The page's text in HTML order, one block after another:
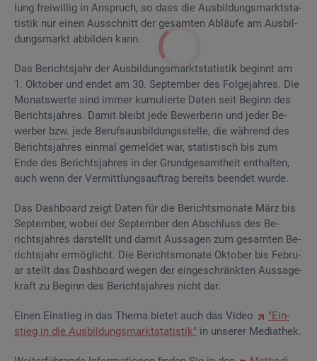
lung frei­wil­lig in An­spruch, so dass die Aus­bil­dungs­markt­sta­
tis­tik nur einen Aus­schnitt der ge­sam­ten Ab­läu­fe am Aus­bil­
dungs­markt ab­bil­den kann.
Das Be­richts­jahr der Aus­bil­dungs­markt­sta­tis­tik be­ginnt am
1. Ok­to­ber und endet am 30. Sep­tem­ber des Fol­ge­jah­res. Die
Mo­nats­wer­te sind immer ku­mu­lier­te Daten seit Be­ginn des
Be­richts­jah­res. Damit bleibt jede Be­wer­be­rin und jeder Be­
wer­ber bzw. jede Be­rufs­aus­bil­dungs­stel­le, die wäh­rend des
Be­richts­jah­res ein­mal ge­mel­det war, sta­tis­tisch bis zum
Ende des Be­richts­jah­res in der Grund­ge­samt­heit ent­hal­ten,
auch wenn der Ver­mitt­lungs­auf­trag be­reits be­en­det wurde.
Das Da­sh­board zeigt Daten für die Be­richts­mo­na­te März bis
Sep­tem­ber, wobei der Sep­tem­ber den Ab­schluss des Be­
richts­jah­res dar­stellt und damit Aus­sa­gen zum ge­sam­ten Be­
richts­jahr er­mög­licht. Die Be­richts­mo­na­te Ok­to­ber bis Fe­bru­
ar stellt das Da­sh­board wegen der ein­ge­schränk­ten Aus­sa­ge­
kraft zu Be­ginn des Be­richts­jah­res nicht dar.
Einen Ein­stieg in das Thema bie­tet auch das Video
"Ein­
stieg in die Aus­bil­dungs­markt­sta­tis­tik" in un­se­rer Me­dia­thek.